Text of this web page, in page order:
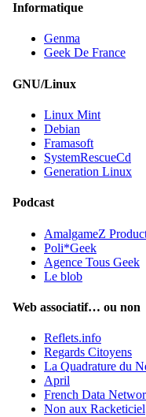
Informatique
Genma
Geek De France
GNU/Linux
Linux Mint
Debian
Framasoft
SystemRescueCd
Generation Linux
Podcast
AmalgameZ
Poli*Geek
Agence Tous Geek
Le blob
Web associatif… ou non
Reflets.info
Regards Citoyens
La Quadrature du
April
French Data
Non aux Racketiciel